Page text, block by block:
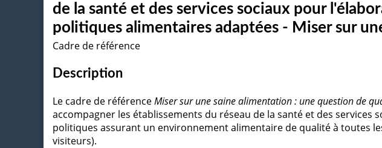
de la santé et des services sociaux pour
politiques alimentaires adaptées - Miser sur
Cadre de référence
Description
Le cadre de référenceMiser sur une saine alimentation : une question de
accompagner les établissements du réseau de la santé et des services
politiques assurant un environnement alimentaire de qualité à toutes
visiteurs).